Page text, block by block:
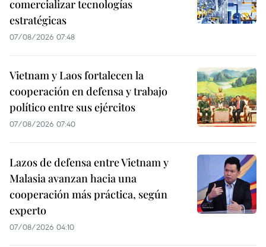
comercializar tecnologías
estratégicas
07/08/2026 07:48
Vietnam y Laos fortalecen la
cooperación en defensa y trabajo
político entre sus ejércitos
07/08/2026 07:40
Lazos de defensa entre Vietnam y
Malasia avanzan hacia una
cooperación más práctica, según
experto
07/08/2026 04:10